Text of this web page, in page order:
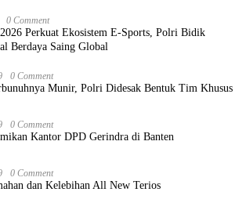
0 Comment
Perkuat Ekosistem E-Sports, Polri Bidik
Berdaya Saing Global
0 Comment
Munir, Polri Didesak Bentuk Tim Khusus
0 Comment
Kantor DPD Gerindra di Banten
0 Comment
dan Kelebihan All New Terios